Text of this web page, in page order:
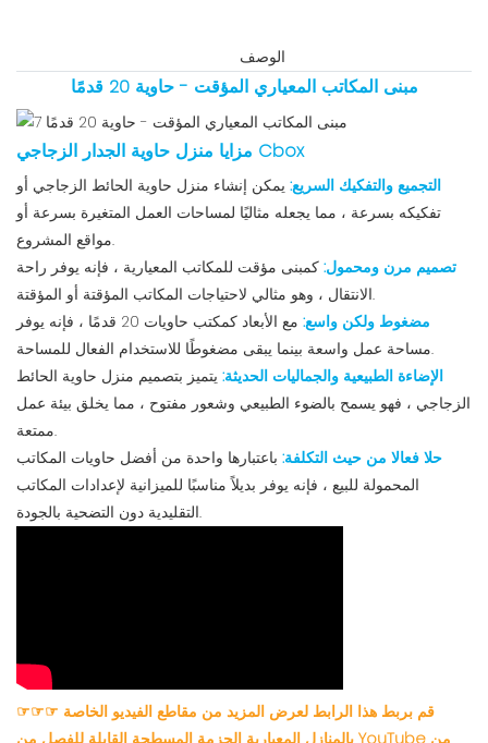
الوصف
مبنى المكاتب المعياري المؤقت - حاوية 20 قدمًا
مزايا منزل حاوية الجدار الزجاجي Cbox
التجميع والتفكيك السريع: يمكن إنشاء منزل حاوية الحائط الزجاجي أو
تفكيكه بسرعة ، مما يجعله مثاليًا لمساحات العمل المتغيرة بسرعة أو
مواقع المشروع.
تصميم مرن ومحمول: كمبنى مؤقت للمكاتب المعيارية ، فإنه يوفر راحة
الانتقال ، وهو مثالي لاحتياجات المكاتب المؤقتة أو المؤقتة.
مضغوط ولكن واسع:
مع الأبعاد كمكتب حاويات 20 قدمًا ، فإنه يوفر
مساحة عمل واسعة بينما يبقى مضغوطًا للاستخدام الفعال للمساحة.
الإضاءة الطبيعية والجماليات الحديثة: يتميز بتصميم منزل حاوية الحائط
الزجاجي ، فهو يسمح بالضوء الطبيعي وشعور مفتوح ، مما يخلق بيئة عمل
ممتعة.
حلا فعالا من حيث التكلفة: باعتبارها واحدة من أفضل حاويات المكاتب
المحمولة للبيع ، فإنه يوفر بديلاً مناسبًا للميزانية لإعدادات المكاتب
التقليدية دون التضحية بالجودة.
☞☞☞ قم بربط هذا الرابط لعرض المزيد من مقاطع الفيديو الخاصة